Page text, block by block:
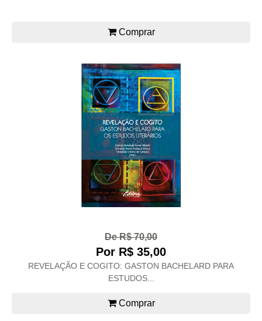
Comprar
De R$ 70,00
Por R$ 35,00
REVELAÇÃO E COGITO: GASTON BACHELARD PARA
ESTUDOS...
Comprar